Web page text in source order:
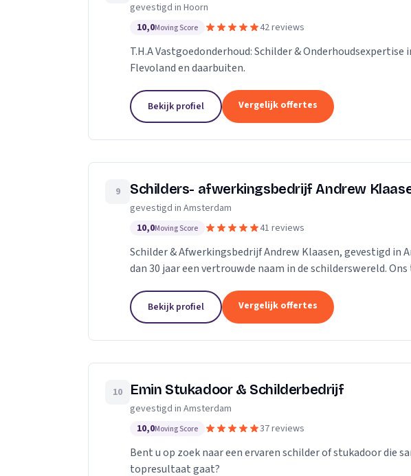
gevestigd in Hoorn
10,0Moving Score 42 reviews
T.H.A Vastgoedonderhoud: Schilder &
Flevoland en daarbuiten.
Bekijk profiel Vergelijk offertes
9 Schilders- afwerkingsbedrijf Andrew
gevestigd in Amsterdam
10,0Moving Score 41 reviews
Schilder & Afwerkingsbedrijf Andrew Klaasen, gevestigd in
dan 30 jaar een vertrouwde naam in de schilderswereld.
Bekijk profiel Vergelijk offertes
10 Emin Stukadoor & Schilderbedrijf
gevestigd in Amsterdam
10,0Moving Score 37 reviews
Bent u op zoek naar een ervaren schilder of stukadoor die
topresultaat gaat?